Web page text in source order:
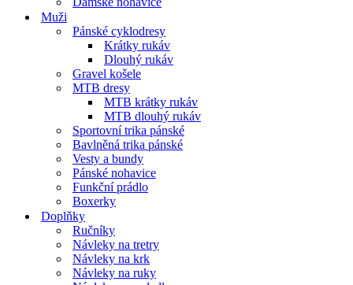
Muži
Pánské cyklodresy
Krátky rukáv
Dlouhý rukáv
Gravel košele
MTB dresy
MTB krátky rukáv
MTB dlouhý rukáv
Sportovní trika pánské
Bavlněná trika pánské
Vesty a bundy
Pánské nohavice
Funkční prádlo
Boxerky
Doplňky
Ručníky
Návleky na tretry
Návleky na krk
Návleky na ruky